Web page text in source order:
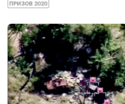
ПРИЗОВ 2020